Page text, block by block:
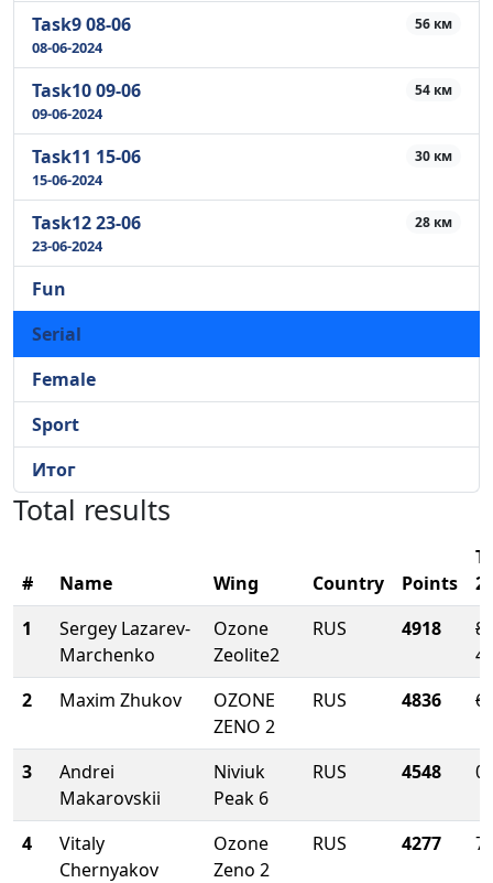
Task9 08-06 56 км
08-06-2024
Task10 09-06 54 км
09-06-2024
Task11 15-06 30 км
15-06-2024
Task12 23-06 28 км
23-06-2024
Fun
Serial
Female
Sport
Итог
Total results
# Name Wing Country Points
1
Sergey Lazarev-
Marchenko
Ozone
Zeolite2
RUS 4918
2
Maxim Zhukov
OZONE
ZENO 2
RUS 4836
3
Andrei
Makarovskii
Niviuk
Peak 6
RUS 4548
4
Vitaly
Chernyakov
Ozone
Zeno 2
RUS 4277